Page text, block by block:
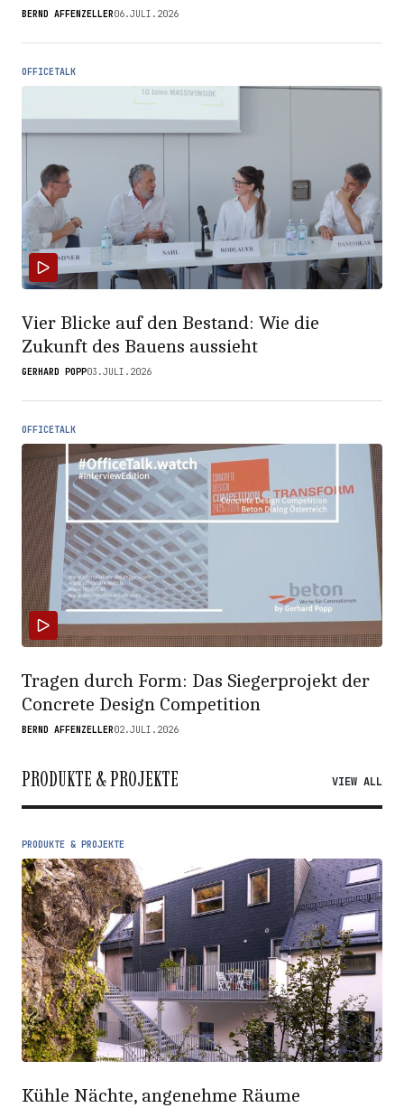
BERND AFFENZELLER06.JULI.2026
OFFICETALK
Vier Blicke auf den Bestand: Wie die
Zukunft des Bauens aussieht
GERHARD POPP03.JULI.2026
OFFICETALK
Tragen durch Form: Das Siegerprojekt der
Concrete Design Competition
BERND AFFENZELLER02.JULI.2026
PRODUKTE & PROJEKTE VIEW ALL
PRODUKTE & PROJEKTE
Kühle Nächte, angenehme Räume